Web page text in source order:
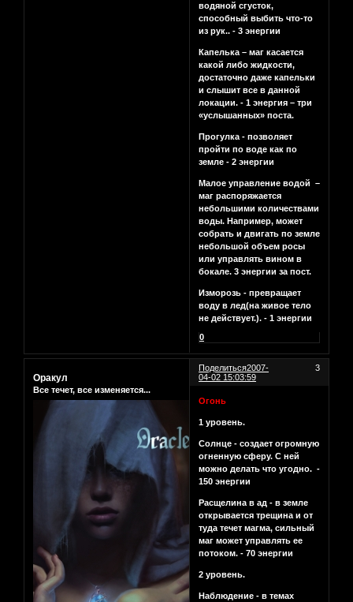
водяной сгусток,
способный выбить что-то
из рук.. - 3 энергии
Капелька – маг касается
какой либо жидкости,
достаточно даже капельки
и слышит все в данной
локации. - 1 энергия – три
«услышанных» поста.
Прогулка - позволяет
пройти по воде как по
земле - 2 энергии
Малое управление водой –
маг распоряжается
небольшими количествами
воды. Например, может
собрать и двигать по земле
небольшой объем росы
или управлять вином в
бокале. 3 энергии за пост.
Изморозь - превращает
воду в лед(на живое тело
не действует.). - 1 энергии
0
Поделиться 3
2007-
04-02 15:03:59
Оракул
Все течет, все изменяется...
Огонь
1 уровень.
Солнце - создает огромную
огненную сферу. С ней
можно делать что угодно. -
150 энергии
Расщелина в ад - в земле
открывается трещина и от
туда течет магма, сильный
маг может управлять ее
потоком. - 70 энергии
2 уровень.
Наблюдение - в темах